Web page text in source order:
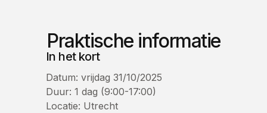
Praktische informatie
In het kort
Datum: vrijdag 31/10/2025
Duur: 1 dag (9:00-17:00)
Locatie: Utrecht